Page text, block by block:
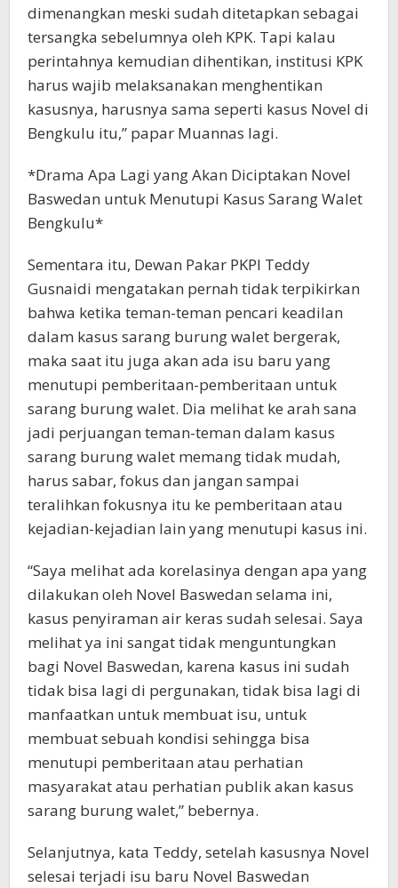
dimenangkan meski sudah ditetapkan sebagai
tersangka sebelumnya oleh KPK. Tapi kalau
perintahnya kemudian dihentikan, institusi KPK
harus wajib melaksanakan menghentikan
kasusnya, harusnya sama seperti kasus Novel di
Bengkulu itu,” papar Muannas lagi.
*Drama Apa Lagi yang Akan Diciptakan Novel
Baswedan untuk Menutupi Kasus Sarang Walet
Bengkulu*
Sementara itu, Dewan Pakar PKPI Teddy
Gusnaidi mengatakan pernah tidak terpikirkan
bahwa ketika teman-teman pencari keadilan
dalam kasus sarang burung walet bergerak,
maka saat itu juga akan ada isu baru yang
menutupi pemberitaan-pemberitaan untuk
sarang burung walet. Dia melihat ke arah sana
jadi perjuangan teman-teman dalam kasus
sarang burung walet memang tidak mudah,
harus sabar, fokus dan jangan sampai
teralihkan fokusnya itu ke pemberitaan atau
kejadian-kejadian lain yang menutupi kasus ini.
“Saya melihat ada korelasinya dengan apa yang
dilakukan oleh Novel Baswedan selama ini,
kasus penyiraman air keras sudah selesai. Saya
melihat ya ini sangat tidak menguntungkan
bagi Novel Baswedan, karena kasus ini sudah
tidak bisa lagi di pergunakan, tidak bisa lagi di
manfaatkan untuk membuat isu, untuk
membuat sebuah kondisi sehingga bisa
menutupi pemberitaan atau perhatian
masyarakat atau perhatian publik akan kasus
sarang burung walet,” bebernya.
Selanjutnya, kata Teddy, setelah kasusnya Novel
selesai terjadi isu baru Novel Baswedan